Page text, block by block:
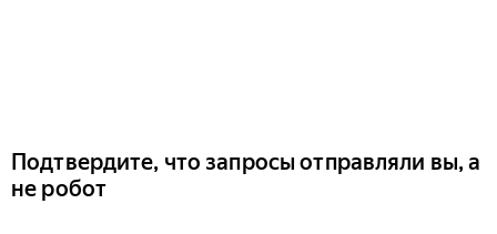
Подтвердите, что запросы отправляли вы, а
не робот